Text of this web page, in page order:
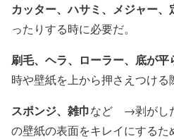
カッター、ハサミ、メジャー、
ったりする時に必要だ。
刷毛、ヘラ、ローラー、底が平
時や壁紙を上から押さえつける
スポンジ、雑巾など →剥がし
の壁紙の表面をキレイにするた